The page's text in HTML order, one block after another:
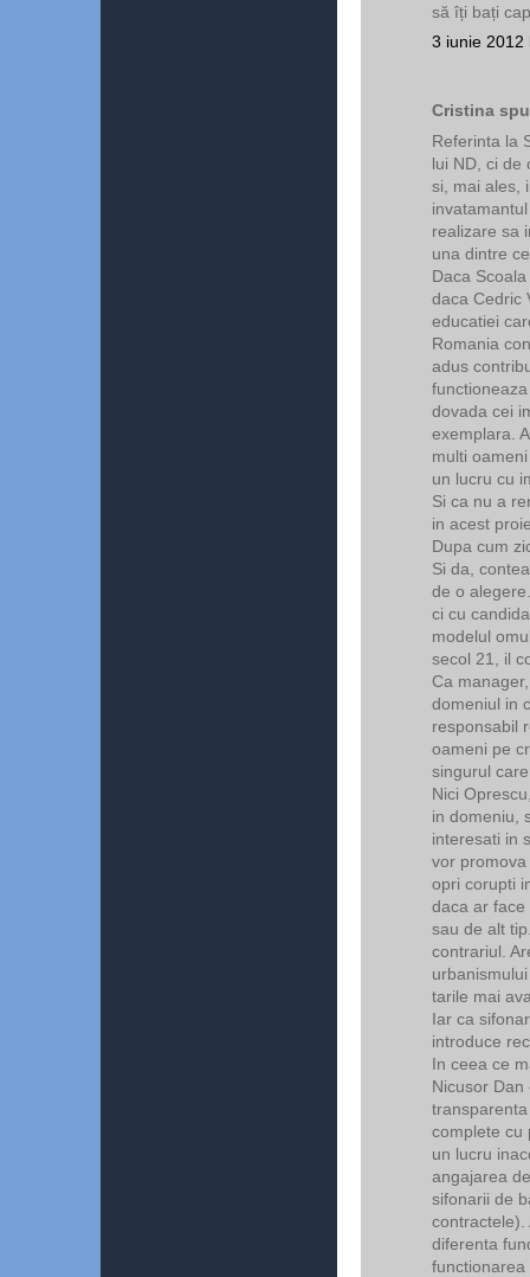
să îți bați
3 iunie 2012
Cristina
Referinta la
lui ND, ci de
si, mai ales,
realizare sa
una dintre
Daca
daca Cedric
educatiei
Romania
adus
dovada cei
exemplara.
multi
un lucru cu
Si ca nu a
in acest
Dupa cum
Si da,
de o
ci cu
modelul
secol 21, il
Ca
domeniul in
responsabil
oameni pe
singurul
Nici
in domeniu,
interesati in
vor
opri corupti
daca ar face
sau de alt
contrariul.
tarile mai
Iar ca
introduce
In ceea ce
Nicusor
complete cu
un lucru
angajarea
sifonarii de
contractele).
diferenta
functionarea